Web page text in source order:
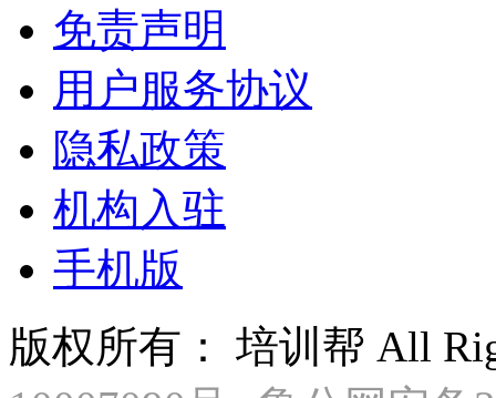
免责声明
用户服务协议
隐私政策
机构入驻
手机版
版权所有： 培训帮 All